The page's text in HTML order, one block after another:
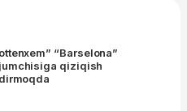
“Barselona”
qiziqish